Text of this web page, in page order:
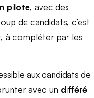
pilote, avec des
de candidats, c’est
à compléter par les
aux candidats de
avec un différé